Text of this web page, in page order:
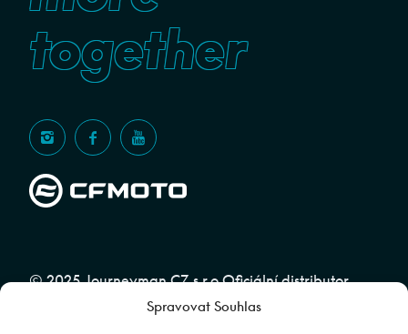
Spravovat Souhlas
together
© 2025 Journeyman CZ s.r.o Oficiální distributor
značky CFMOTO pro ČR a SR | Web spravuje